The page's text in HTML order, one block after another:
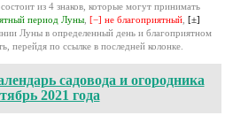
из 4 знаков, которые могут принимать
период Луны, [−] не благоприятный, [±]
Луны в определенный день и благоприятном
перейдя по ссылке в последней колонке.
садовода и огородника
2021 года